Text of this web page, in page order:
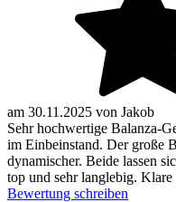
am 30.11.2025 von Jakob
Sehr hochwertige Balanza-
im Einbeinstand. Der große
dynamischer. Beide lassen
top und sehr langlebig.
Bewertung schreiben